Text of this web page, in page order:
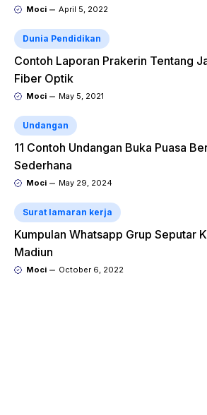
Moci April 5, 2022
Dunia Pendidikan
Contoh Laporan Prakerin Tentang
Fiber Optik
Moci May 5, 2021
Undangan
11 Contoh Undangan Buka Puasa
Sederhana
Moci May 29, 2024
Surat lamaran kerja
Kumpulan Whatsapp Grup Seputar
Madiun
Moci October 6, 2022